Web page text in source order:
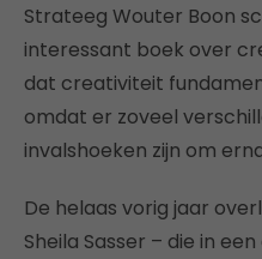
Strateeg Wouter Boon
interessant boek over
dat creativiteit
omdat er zoveel
invalshoeken zijn om
De helaas vorig jaar
Sheila Sasser – die in